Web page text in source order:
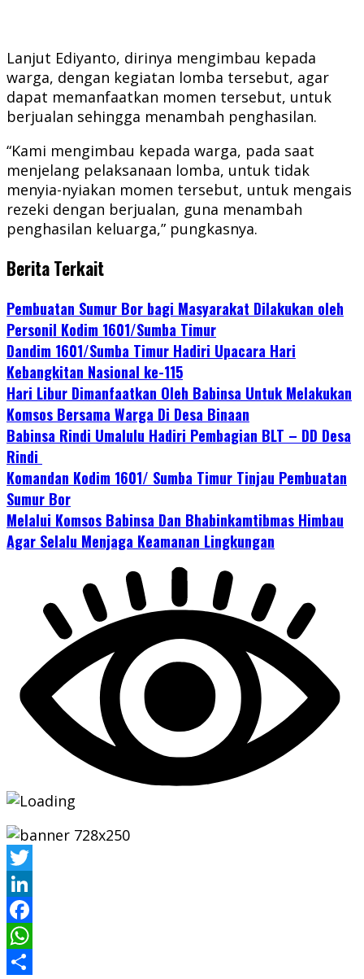
Lanjut Ediyanto, dirinya mengimbau kepada
warga, dengan kegiatan lomba tersebut, agar
dapat memanfaatkan momen tersebut, untuk
berjualan sehingga menambah penghasilan.
“Kami mengimbau kepada warga, pada saat
menjelang pelaksanaan lomba, untuk tidak
menyia-nyiakan momen tersebut, untuk mengais
rezeki dengan berjualan, guna menambah
penghasilan keluarga,” pungkasnya.
Berita Terkait
Pembuatan Sumur Bor bagi Masyarakat Dilakukan oleh
Personil Kodim 1601/Sumba Timur
Dandim 1601/Sumba Timur Hadiri Upacara Hari
Kebangkitan Nasional ke-115
Hari Libur Dimanfaatkan Oleh Babinsa Untuk Melakukan
Komsos Bersama Warga Di Desa Binaan
Babinsa Rindi Umalulu Hadiri Pembagian BLT – DD Desa
Rindi
Komandan Kodim 1601/ Sumba Timur Tinjau Pembuatan
Sumur Bor
Melalui Komsos Babinsa Dan Bhabinkamtibmas Himbau
Agar Selalu Menjaga Keamanan Lingkungan
Twitter
LinkedIn
Facebook
WhatsApp